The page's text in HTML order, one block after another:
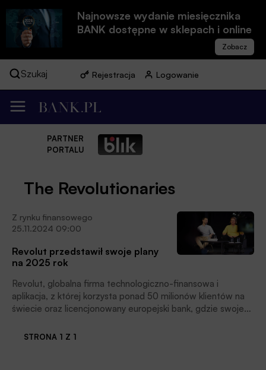
Najnowsze wydanie miesięcznika
BANK dostępne w sklepach i online
Szukaj Rejestracja Logowanie
PARTNER
PORTALU
The Revolutionaries
Z rynku finansowego
25.11.2024 09:00
Revolut przedstawił swoje plany
na 2025 rok
Revolut, globalna firma technologiczno-finansowa i
aplikacja, z której korzysta ponad 50 milionów klientów na
świecie oraz licencjonowany europejski bank, gdzie swoje
2025 rok, czytamy w informacji prasowej fintechu.
STRONA 1 Z 1